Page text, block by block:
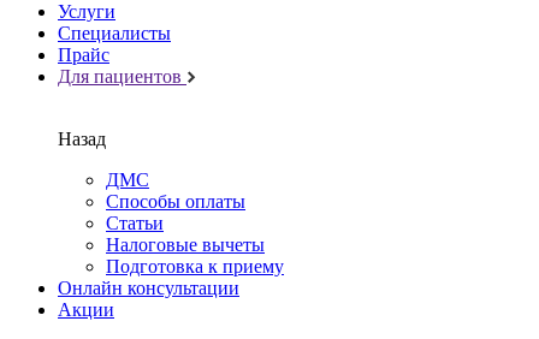
Услуги
Специалисты
Прайс
Для пациентов
Назад
ДМС
Способы оплаты
Статьи
Налоговые вычеты
Подготовка к приему
Онлайн консультации
Акции